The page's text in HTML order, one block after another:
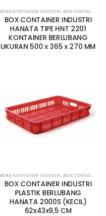
,CONTAINER BOX INDUSTRI
BOKS KONTAINER INDUSTRI, BOX CONTAINER LUBANG
BOX CONTAINER INDUSTRI
HANATA TIPE HNT 2201
KONTAINER BERLUBANG
UKURAN 500 x 365 x 270 MM
,CONTAINER BOX INDUSTRI AMBON,
BOKS KONTAINER INDUSTRI, BOX CONTAINER KECIL
BOX CONTAINER INDUSTRI
PLASTIK BERLUBANG
HANATA 2000S (KECIL)
62x43x9,5 CM